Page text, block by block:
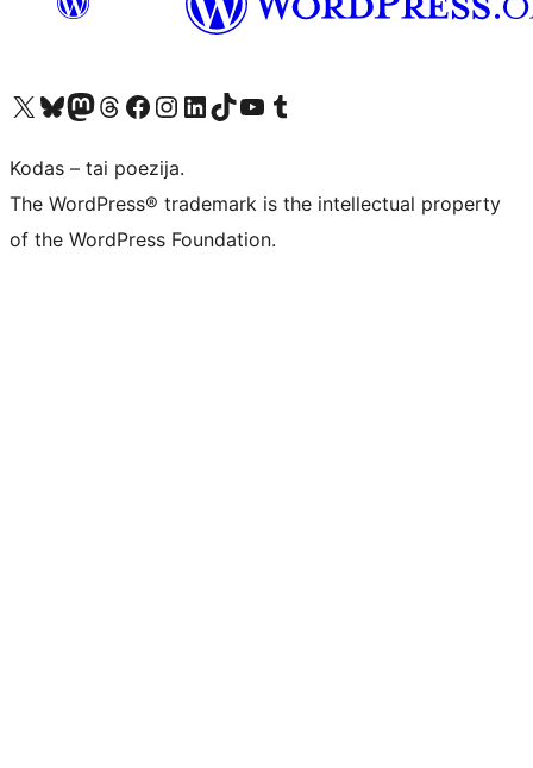
Visit our X (formerly Twitter) account
Apsilankykite mūsų Bluesky paskyroje
Visit our Mastodon account
Apsilankykite mūsų Threads paskyroje
Visit our Facebook page
Visit our Instagram account
Visit our LinkedIn account
Apsilankykite mūsų TikTok paskyroje
Visit our YouTube channel
Apsilankykite mūsų Tumblr paskyroje
Kodas – tai poezija.
The WordPress® trademark is the intellectual property
of the WordPress Foundation.